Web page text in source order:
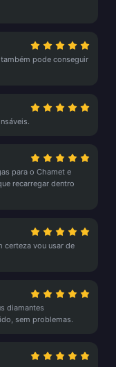
pode conseguir
para o Chamet e
recarregar dentro
certeza vou usar de
diamantes
sem problemas.